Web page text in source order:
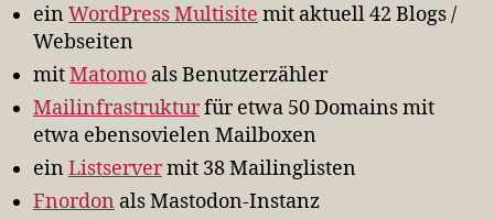
ein WordPress Multisite mit aktuell 42 Blogs /
Webseiten
mitMatomo als Benutzerzähler
Mailinfrastrukturfür etwa 50 Domains mit
etwa ebensovielen Mailboxen
ein Listservermit 38 Mailinglisten
Fnordon als Mastodon-Instanz